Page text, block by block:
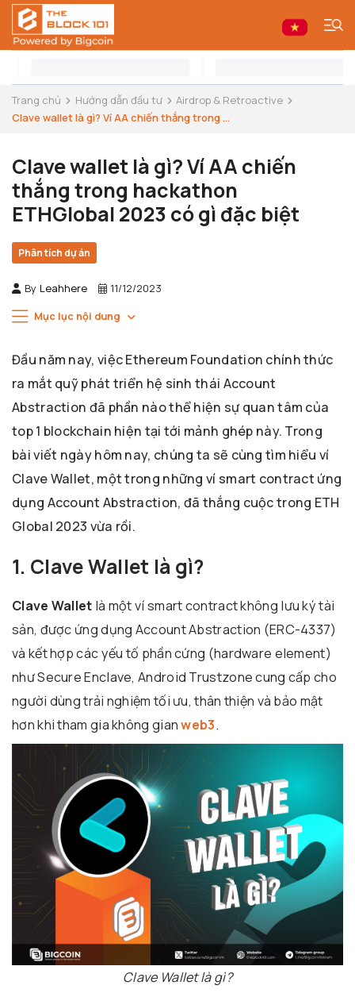
Trang chủ Hướng dẫn đầu tư
Airdrop & Retroactive
Clave wallet là gì? Ví AA chiến thắng trong ...
Clave wallet là gì? Ví AA chiến
thắng trong hackathon
ETHGlobal 2023 có gì đặc biệt
Phân tích dự án
By Leahhere 11/12/2023
Mục lục nội dung
Đầu năm nay, việc Ethereum Foundation chính thức
ra mắt quỹ phát triển hệ sinh thái Account
Abstraction đã phần nào thể hiện sự quan tâm của
top 1 blockchain hiện tại tới mảnh ghép này. Trong
bài viết ngày hôm nay, chúng ta sẽ cùng tìm hiểu ví
Clave Wallet, một trong những ví smart contract ứng
dụng Account Abstraction, đã thắng cuộc trong ETH
Global 2023 vừa rồi.
1. Clave Wallet là gì?
Clave Wallet là một ví smart contract không lưu ký tài
sản, được ứng dụng Account Abstraction (ERC-4337)
và kết hợp các yếu tố phần cứng (hardware element)
như Secure Enclave, Android Trustzone cung cấp cho
người dùng trải nghiệm tối ưu, thân thiện và bảo mật
hơn khi tham gia không gianweb3.
Clave Wallet là gì?